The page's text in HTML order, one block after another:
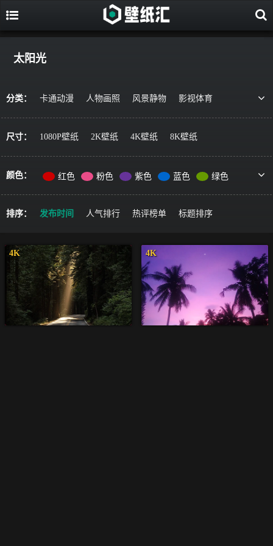
太阳光
分类： 卡通动漫 人物画照 风景静物
影视体育
艺术绘画
宇宙星空 军事科技
简约主义
尺寸： 1080P壁纸 2K壁纸 4K壁纸 8K壁纸
颜色： 红色 粉色 紫色 蓝色
绿色
黄色
橙色 棕色 灰色
黑色
彩色
排序： 发布时间 人气排行 热评榜单 标题排序
4K 4K